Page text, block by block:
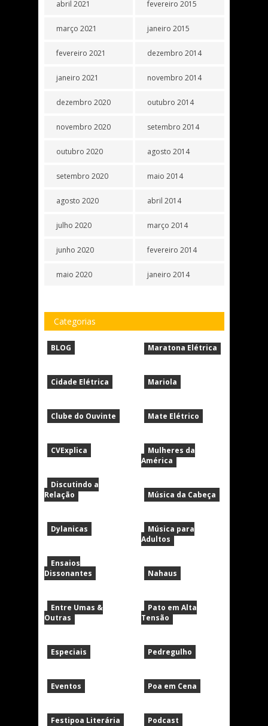
abril 2021
março 2021
fevereiro 2021
janeiro 2021
dezembro 2020
novembro 2020
outubro 2020
setembro 2020
agosto 2020
julho 2020
junho 2020
maio 2020
fevereiro 2015
janeiro 2015
dezembro 2014
novembro 2014
outubro 2014
setembro 2014
agosto 2014
maio 2014
abril 2014
março 2014
fevereiro 2014
janeiro 2014
Categorias
BLOG
Cidade Elétrica
Clube do Ouvinte
CVExplica
Discutindo a
Relação
Dylanicas
Ensaios
Dissonantes
Entre Umas &
Outras
Especiais
Eventos
Festipoa Literária
Maratona Elétrica
Mariola
Mate Elétrico
Mulheres da
América
Música da Cabeça
Música para
Adultos
Nahaus
Pato em Alta
Tensão
Pedregulho
Poa em Cena
Podcast